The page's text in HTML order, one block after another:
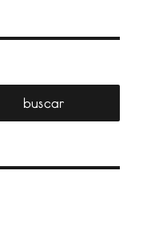
buscar